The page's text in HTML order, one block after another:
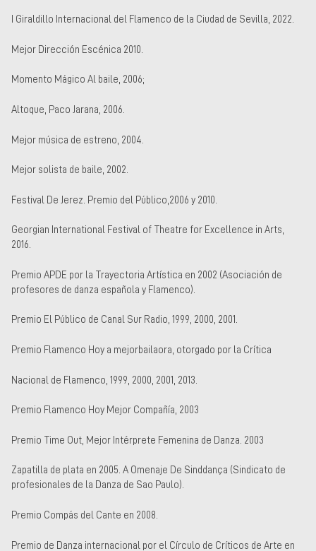
I Giraldillo Internacional del Flamenco de la Ciudad de Sevilla, 2022.
Mejor Dirección Escénica 2010.
Momento Mágico Al baile, 2006;
Altoque, Paco Jarana, 2006.
Mejor música de estreno, 2004.
Mejor solista de baile, 2002.
Festival De Jerez. Premio del Público,2006 y 2010.
Georgian International Festival of Theatre for Excellence in Arts,
2016.
Premio APDE por la Trayectoria Artística en 2002 (Asociación de
profesores de danza española y Flamenco).
Premio El Público de Canal Sur Radio, 1999, 2000, 2001.
Premio Flamenco Hoy a mejorbailaora, otorgado por la Crítica
Nacional de Flamenco, 1999, 2000, 2001, 2013.
Premio Flamenco Hoy Mejor Compañía, 2003
Premio Time Out, Mejor Intérprete Femenina de Danza. 2003
Zapatilla de plata en 2005. A Omenaje De Sinddança (Sindicato de
profesionales de la Danza de Sao Paulo).
Premio Compás del Cante en 2008.
Premio de Danza internacional por el Círculo de Críticos de Arte en